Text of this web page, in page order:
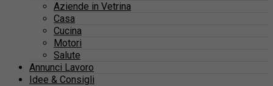
Aziende in Vetrina
Casa
Cucina
Motori
Salute
Annunci Lavoro
Idee & Consigli